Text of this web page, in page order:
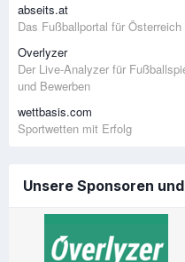
abseits.at
Das Fußballportal für Österreich
Overlyzer
Der Live-Analyzer für
und Bewerben
wettbasis.com
Sportwetten mit Erfolg
Unsere Sponsoren